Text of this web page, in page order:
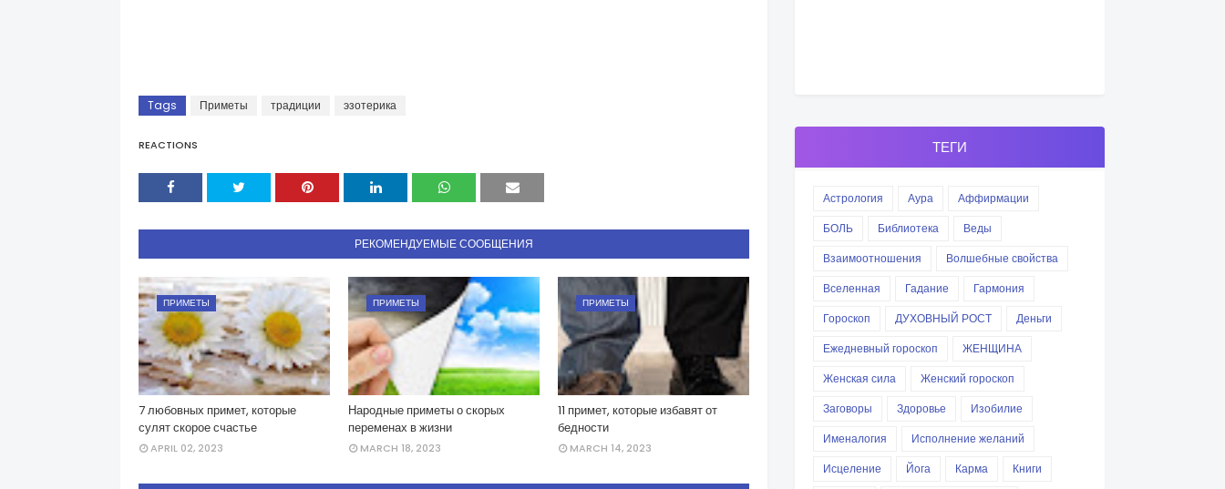
Tags Приметы традиции эзотерика
REACTIONS
РЕКОМЕНДУЕМЫЕ СООБЩЕНИЯ
ПРИМЕТЫ
7 любовных примет, которые
сулят скорое счастье
APRIL 02, 2023
ПРИМЕТЫ
Народные приметы о скорых
переменах в жизни
MARCH 18, 2023
ПРИМЕТЫ
11 примет, которые избавят от
бедности
MARCH 14, 2023
ТЕГИ
Астрология Аура
Аффирмации
БОЛЬ
Библиотека
Веды
Взаимоотношения
Волшебные свойства
Вселенная
Гадание
Гармония
Гороскоп
ДУХОВНЫЙ РОСТ
Деньги
Ежедневный гороскоп
ЖЕНЩИНА
Женская сила
Женский гороскоп
Заговоры
Здоровье
Изобилие
Именалогия
Исполнение желаний
Исцеление
Йога Карма
Книги